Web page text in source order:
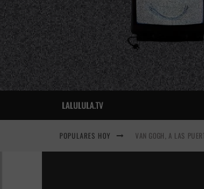
POPULARES HOY VAN GOGH, A LAS